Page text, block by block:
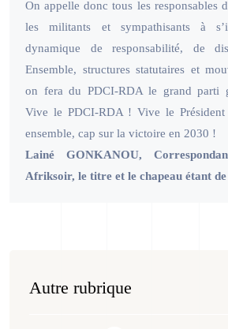
On appelle donc tous les responsables
les militants et sympathisants à
dynamique de responsabilité, de
Ensemble, structures statutaires et
on fera du PDCI-RDA le grand parti
Vive le PDCI-RDA ! Vive le
ensemble, cap sur la victoire en 2030 !
Lainé GONKANOU,
Afriksoir, le titre et le chapeau étant
Autre rubrique